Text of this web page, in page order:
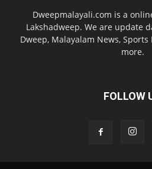
Dweepmalayali.com is a
Lakshadweep. We are update
Dweep, Malayalam News,
more.
FOLLOW